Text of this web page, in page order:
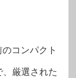
コンパクト
厳選された